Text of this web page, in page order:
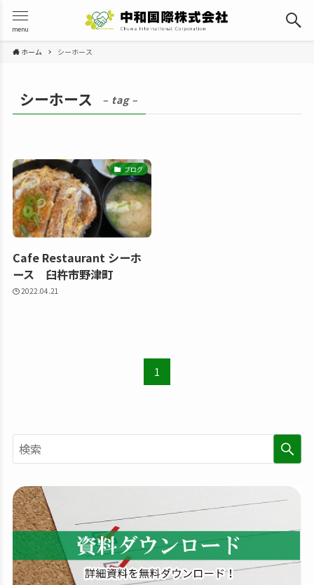
menu
ホーム シーホース
シーホース – tag –
ブログ
Cafe Restaurant シーホ
ース 臼杵市野津町
2022.04.21
1